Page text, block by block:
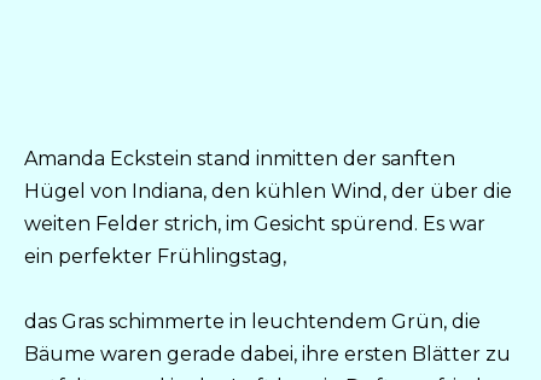
Amanda Eckstein stand inmitten der sanften
Hügel von Indiana, den kühlen Wind, der über die
weiten Felder strich, im Gesicht spürend. Es war
ein perfekter Frühlingstag,
das Gras schimmerte in leuchtendem Grün, die
Bäume waren gerade dabei, ihre ersten Blätter zu